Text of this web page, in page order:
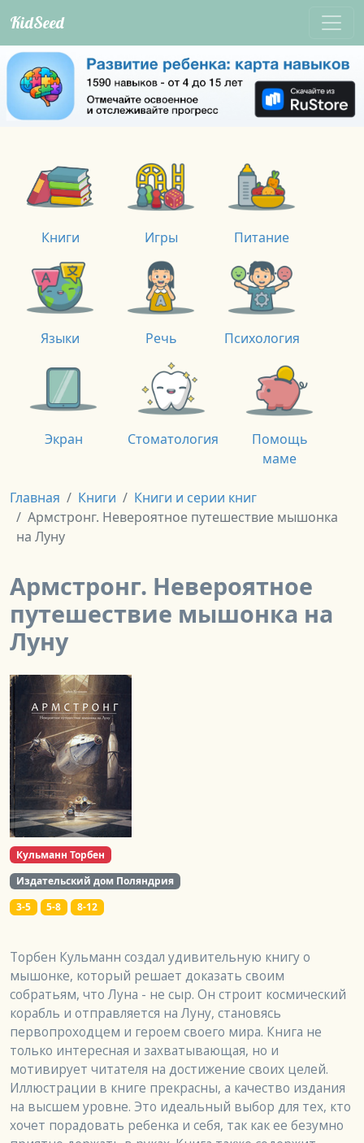
KidSeed
Книги Игры Питание
Языки Речь Психология
Экран Стоматология
Помощь
маме
Главная Книги
Книги и серии книг
Армстронг. Невероятное путешествие мышонка
на Луну
Армстронг. Невероятное
путешествие мышонка на
Луну
Кульманн Торбен
Издательский дом Поляндрия
3-5
5-8 8-12
Торбен Кульманн создал удивительную книгу о
мышонке, который решает доказать своим
собратьям, что Луна - не сыр. Он строит космический
корабль и отправляется на Луну, становясь
первопроходцем и героем своего мира. Книга не
только интересная и захватывающая, но и
мотивирует читателя на достижение своих целей.
Иллюстрации в книге прекрасны, а качество издания
на высшем уровне. Это идеальный выбор для тех, кто
хочет порадовать ребенка и себя, так как ее безумно